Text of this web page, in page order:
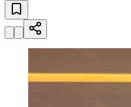
Vista
RegiãoCotia
Militar Itapevi
CalifórniaJardim dos Altos
EsperançaJardim GrazielaJardim
MutingaJardim Paraíso
Jardim São PedroJardim São